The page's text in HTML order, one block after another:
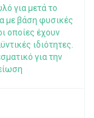
για μετά το
με βάση φυσικές
οποίες έχουν
ιδιότητες.
για την